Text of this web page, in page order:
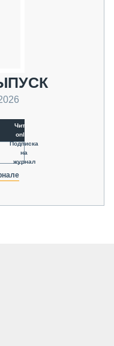
Читать
online
Подписка
на
журнал